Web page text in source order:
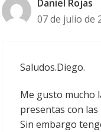
Daniel Rojas
07 de julio de
Saludos.Diego.
Me gusto mucho
presentas con
Sin embargo